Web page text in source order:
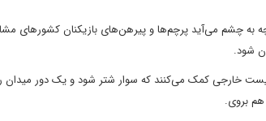
به چشم می‌آید پرچم‌ها و پیرهن‌های بازیکنان کشورهای
شود.
خارجی کمک می‌کنند که سوار شتر شود و یک دور میدان
هم بروی.